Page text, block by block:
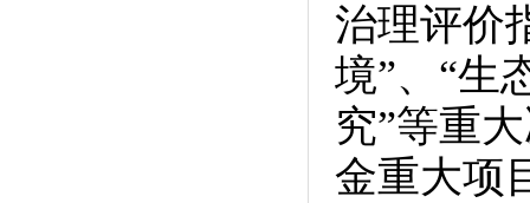
治理评价
境”、“生
究”等重
金重大项